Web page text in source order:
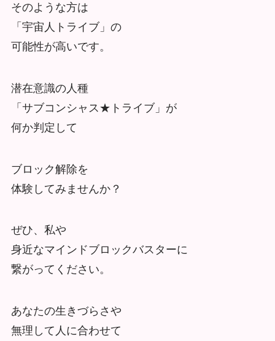
そのような方は
「宇宙人トライブ」の
可能性が高いです。
潜在意識の人種
「サブコンシャス★トライブ」が
何か判定して
ブロック解除を
体験してみませんか？
ぜひ、私や
身近なマインドブロックバスターに
繋がってください。
あなたの生きづらさや
無理して人に合わせて